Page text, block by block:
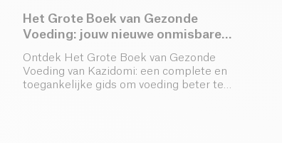
Het Grote Boek van Gezonde
Voeding: jouw nieuwe onmisbare
gids
Ontdek Het Grote Boek van Gezonde
Voeding van Kazidomi: een complete en
toegankelijke gids om voeding beter te